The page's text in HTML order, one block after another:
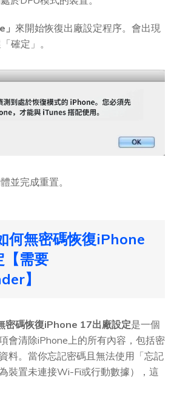
來開始恢復出廠設定程序。會出現
確定」。
並完成重置。
何無密碼恢復iPhone
【需要
】
密碼恢復iPhone 17出廠設定是一個
會清除iPhone上的所有內容，包括密
料。當你忘記密碼且無法使用「忘記
裝置未連接Wi-Fi或行動數據），這